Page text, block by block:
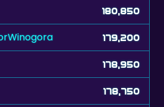
179,200
178,950
178,750
178,450